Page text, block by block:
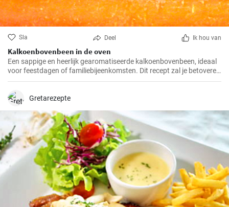
Sla Deel Ik hou van
Kalkoenbovenbeen in de oven
Een sappige en heerlijk gearomatiseerde kalkoenbovenbeen, ideaal
voor feestdagen of familiebijeenkomsten. Dit recept zal je betoveren
met zijn unieke smaak en eenvoudige bereiding.
Gretarezepte